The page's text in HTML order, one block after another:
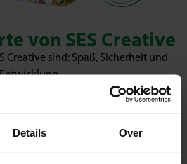
Details Over
von SES Creative
Creative sind: Spaß, Sicherheit und
macht Spaß und soll dafür